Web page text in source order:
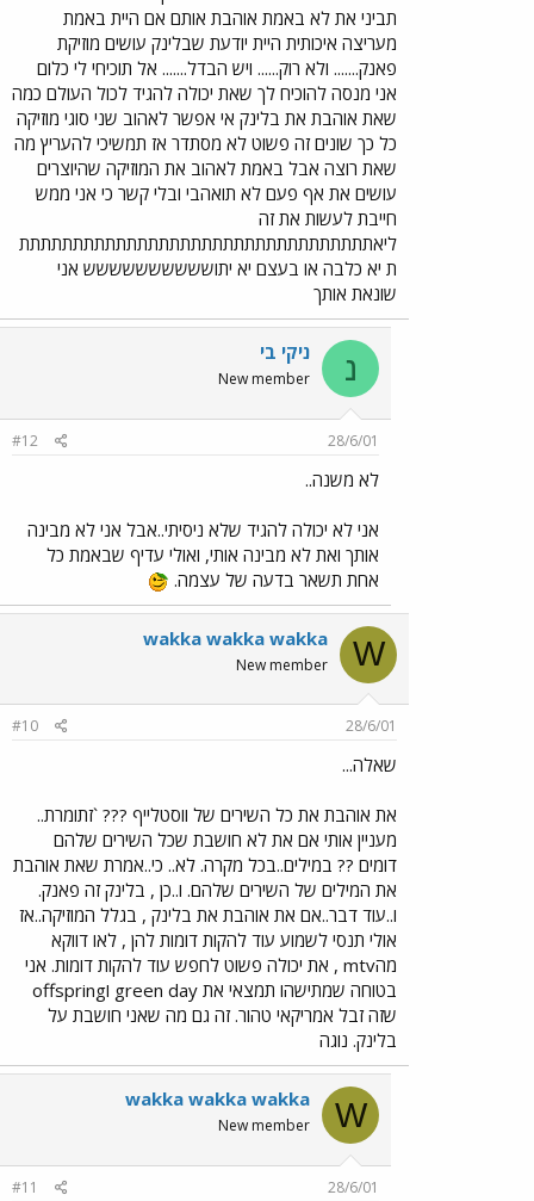
תביני את לא באמת אוהבת אותם אם היית באמת
מעריצה איכותית היית יודעת שבלינק עושים מוזיקת
פאנק....... ולא רוק...... ויש הבדל....... אל תוכיחי לי כלום
אני מנסה להוכיח לך שאת יכולה להגיד לכול העולם כמה
שאת אוהבת את בלינק אי אפשר לאהוב שני סוגי מוזיקה
כל כך שונים זה פשוט לא מסתדר אז תמשיכי להעריץ מה
שאת רוצה אבל באמת לאהוב את המוזיקה שהיוצרים
עושים את אף פעם לא תואהבי ובלי קשר כי אני ממש
חייבת לעשות את זה
ליאתתתתתתתתתתתתתתתתתתתתתתתתתתתתתתתתת
ת יא כלבה או בעצם יא יתושששששששששש אני
שונאת אותך
נ ניקי בי
New member
28/6/01
#12
לא משנה..
אני לא יכולה להגיד שלא ניסיתי..אבל אני לא מבינה
אותך ואת לא מבינה אותי, ואולי עדיף שבאמת כל
אחת תשאר בדעה של עצמה.
W
wakka wakka wakka
New member
28/6/01
#10
שאלה...
את אוהבת את כל השירים של ווסטלייף ??? `זתומרת..
מעניין אותי אם את לא חושבת שכל השירים שלהם
דומים ?? במילים..בכל מקרה. לא.. כי..אמרת שאת אוהבת
את המילים של השירים שלהם. ו..כן , בלינק זה פאנק.
ו..עוד דבר..אם את אוהבת את בלינק , בגלל המוזיקה..אז
אולי תנסי לשמוע עוד להקות דומות להן , לאו דווקא
מהmtv , את יכולה פשוט לחפש עוד להקות דומות. אני
בטוחה שמתישהו תמצאי את green day וoffspring
שזה זבל אמריקאי טהור. זה גם מה שאני חושבת על
בלינק. נוגה
W
wakka wakka wakka
New member
28/6/01
#11